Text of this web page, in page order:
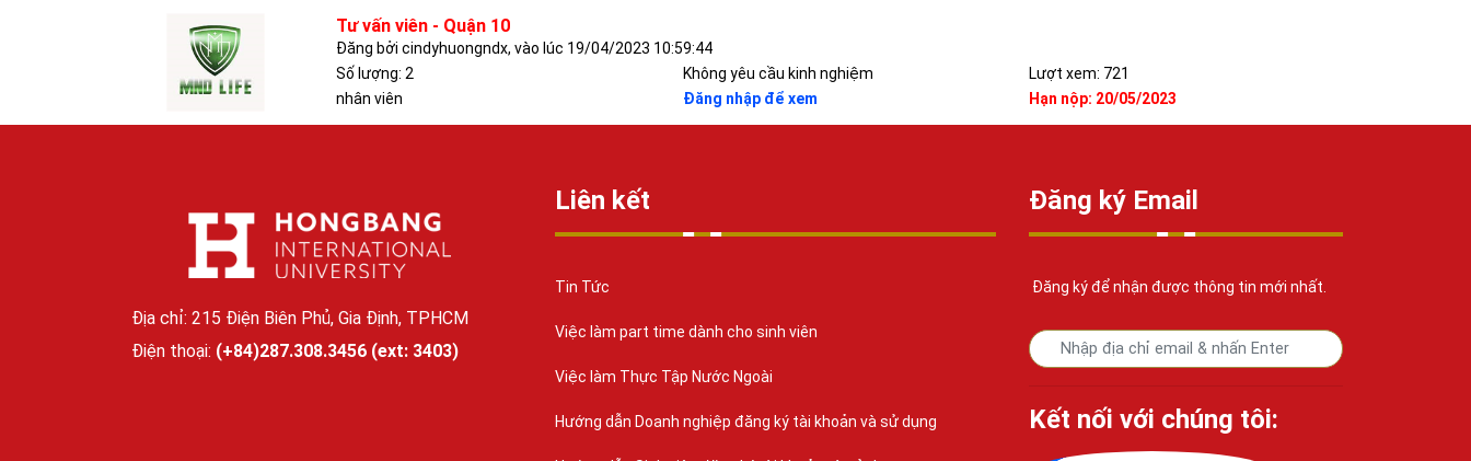
Tư vấn viên - Quận 10
Đăng bởi cindyhuongndx, vào lúc 19/04/2023 10:59:44
Số lượng: 2
Không yêu cầu kinh nghiệm
Lượt xem: 721
nhân viên
Đăng nhập để xem Hạn nộp: 20/05/2023
Địa chỉ: 215 Điện Biên Phủ, Gia Định, TPHCM
Điện thoại: (+84)287.308.3456 (ext: 3403)
Liên kết
Tin Tức
Việc làm part time dành cho sinh viên
Việc làm Thực Tập Nước Ngoài
Hướng dẫn Doanh nghiệp đăng ký tài khoản và sử dụng
Đăng ký Email
Đăng ký để nhận được thông tin mới nhất.
Kết nối với chúng tôi: